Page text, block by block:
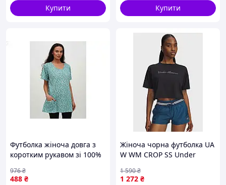
Купити Купити
Футболка жіноча довга з
коротким рукавом зі 100%
домашнього носіння
488 ₴
976₴
Жіноча чорна футболка UA
W WM CROP SS Under
1 272 ₴
1 590₴